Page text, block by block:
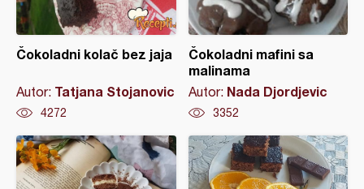
Čokoladni kolač bez jaja
Autor: Tatjana Stojanovic
4272
Čokoladni mafini sa
malinama
Autor: Nada Djordjevic
3352